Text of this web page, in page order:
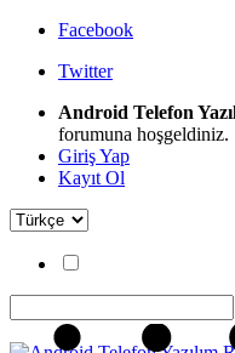
Facebook
Twitter
Android Telefon
forumuna hoşgeldiniz.
Giriş Yap
Kayıt Ol